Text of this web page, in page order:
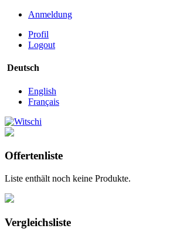
Anmeldung
Profil
Logout
Deutsch
English
Français
Offertenliste
Liste enthält noch keine Produkte.
Vergleichsliste